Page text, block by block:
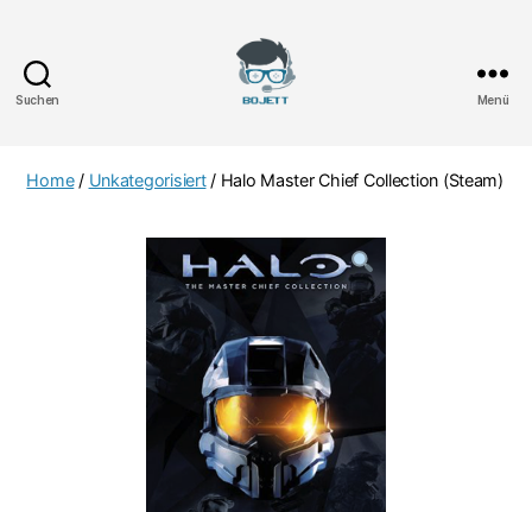
Suchen Menü
Home/ Unkategorisiert/ Halo Master Chief Collection (Steam)